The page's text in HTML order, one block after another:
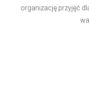
organizację przyjęć